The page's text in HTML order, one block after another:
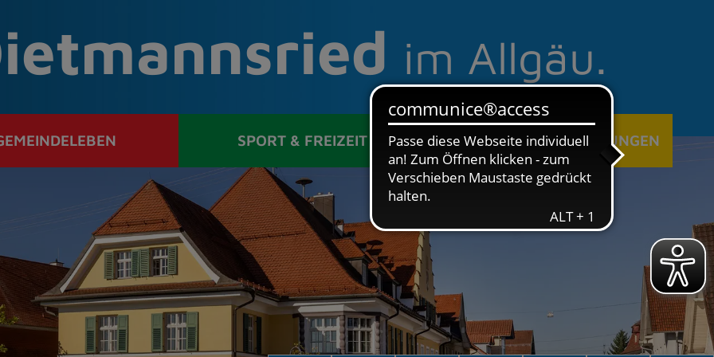
im Allgäu.
SPORT & FREIZEIT ÖFFENTLICHE EINRICHTUNGEN